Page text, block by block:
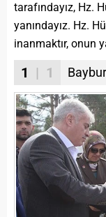
tarafındayız, Hz.
yanındayız. Hz.
inanmaktır, onun
1 | 1